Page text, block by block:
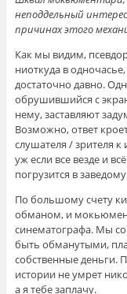
неподдельный
причинах этого
Как мы видим,
ниоткуда в
достаточно давно.
обрушившийся с
нему, заставляют
Возможно, ответ
слушателя / зрителя
уж если все везде и
погрузится в
По большому счету
обманом, и
синематографа. Мы
быть обманутыми,
собственные деньги.
истории не умрет
а я тебе заплачу.